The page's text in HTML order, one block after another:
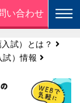
い合わせ
試）とは？
試）情報